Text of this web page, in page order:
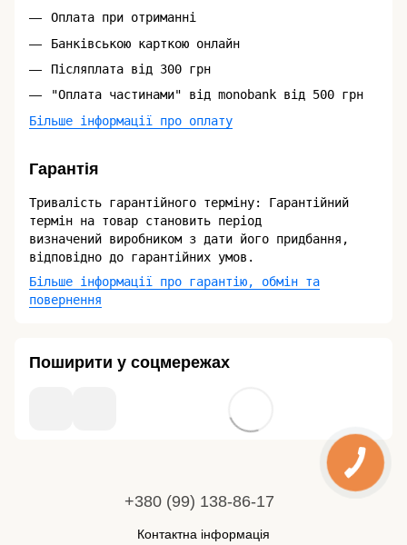
Оплата при отриманні
Банківською карткою онлайн
Післяплата від 300 грн
"Оплата частинами" від monobank від 500 грн
Більше інформації про оплату
Гарантія
Тривалість гарантійного терміну: Гарантійний
термін на товар становить період
визначений виробником з дати його придбання,
відповідно до гарантійних умов.
Більше інформації про гарантію, обмін та
повернення
Поширити у соцмережах
+380 (99) 138-86-17
Контактна інформація